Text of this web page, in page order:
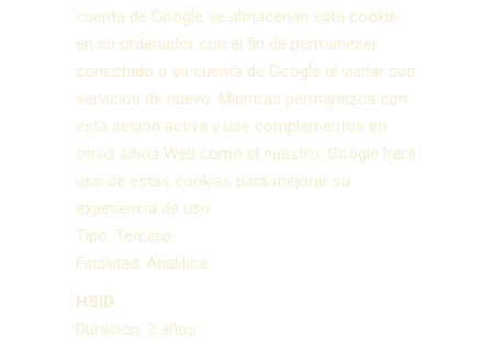
cuenta de Google se almacenan esta cookie
en su ordenador con el fin de permanecer
conectado a su cuenta de Google al visitar sus
servicios de nuevo. Mientras permanezca con
esta sesión activa y use complementos en
otros sitios Web como el nuestro, Google hará
uso de estas cookies para mejorar su
experiencia de uso.
Tipo: Tercero
Finalidad: Analítica
HSID
Duración: 2 años